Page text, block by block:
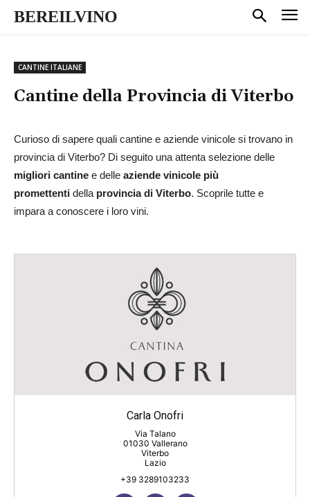
BEREILVINO
CANTINE ITALIANE
Cantine della Provincia diViterbo
Curioso di sapere quali cantine e aziende vinicole si trovano in
provincia di Viterbo? Di seguito una attenta selezione delle
migliori cantine e delle aziende vinicole più
promettenti della provincia di Viterbo. Scoprile tutte e
impara a conoscere i loro vini.
Carla Onofri
Via Talano
01030 Vallerano
Viterbo
Lazio
+39 3289103233